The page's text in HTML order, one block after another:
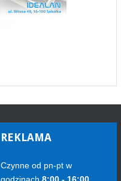
REKLAMA
Czynne od pn-pt w